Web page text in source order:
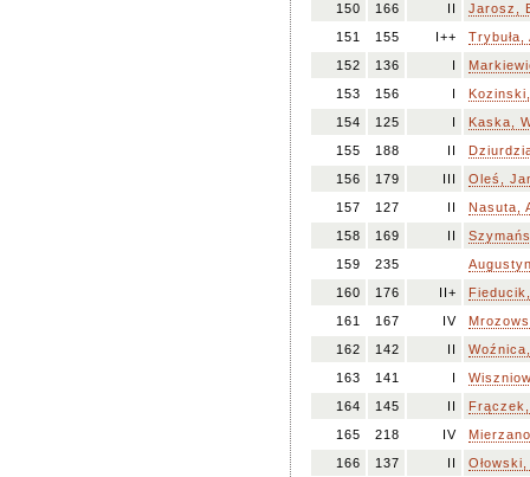
150
166 II
Jarosz,
151
155 I++
Trybuła,
152
136 I
153
156 I
154
125 I
Kaska,
155
188 II
156
179 III
Oleś,
157
127 II
Nasuta,
158
169 II
159
235
160
176 II+
161
167 IV
162
142 II
163
141 I
164
145 II
165
218 IV
166
137 II
Ołowski,